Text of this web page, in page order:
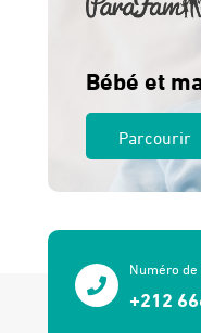
Bébé et
Parcourir
Numéro
+212